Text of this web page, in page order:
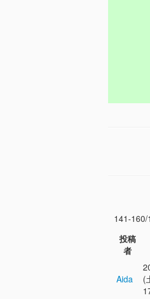
141-160/
投稿
者
Aida
(